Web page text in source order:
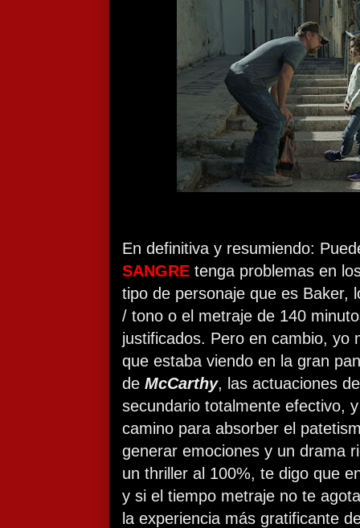
En definitiva y resumiendo:
SANGRE tenga problemas en
tipo de personaje que es Baker,
/ tono o el metraje de 140
justificados. Pero en cambio, yo
que estaba viendo en la gran
de McCarthy, las actuaciones
secundario totalmente efectivo,
camino para absorber el
generar emociones y un drama
un thriller al 100%, te digo que
y si el tiempo metraje no te
la experiencia más gratificante